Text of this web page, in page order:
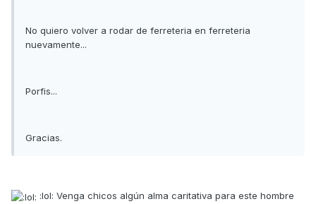
No quiero volver a rodar de ferreteria en ferreteria
nuevamente...
Porfis...
Gracias.
:lol: Venga chicos algún alma caritativa para este hombre